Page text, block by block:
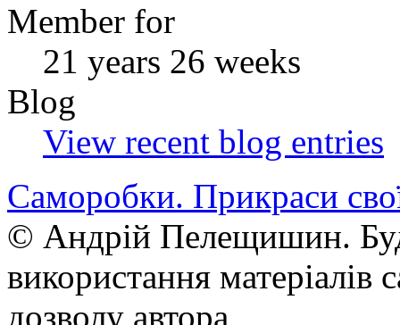
Member for
21 years 26 weeks
Blog
View recent blog entries
Саморобки. Прикраси
© Андрій Пелещишин.
використання матеріалів
дозволу автора